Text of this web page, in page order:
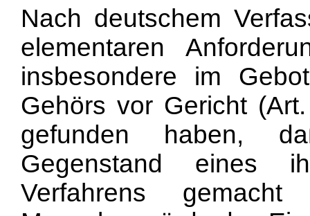
Nach deutschem
elementaren
insbesondere im
Gehörs vor Gericht
gefunden haben,
Gegenstand eines
Verfahrens